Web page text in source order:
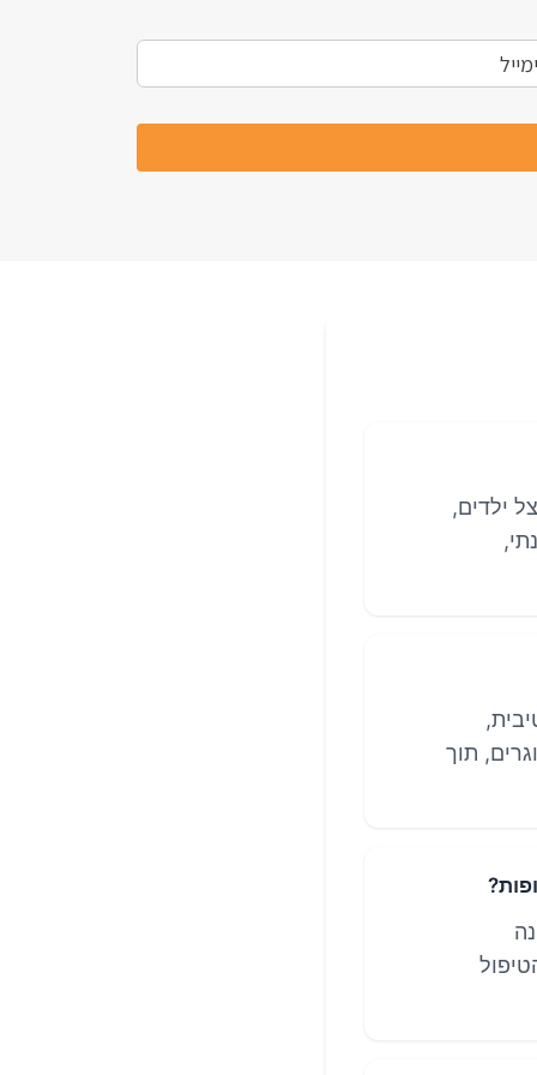
ילדים,
ובמבוגרים, תוך